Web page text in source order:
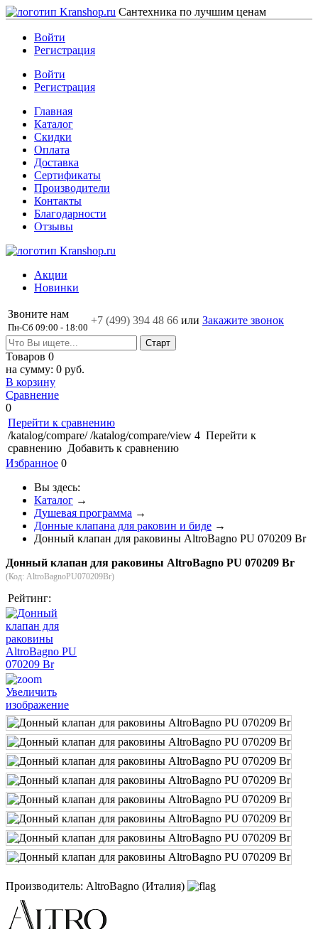
Сантехника по лучшим ценам
Войти
Регистрация
Войти
Регистрация
Главная
Каталог
Скидки
Оплата
Доставка
Сертификаты
Производители
Контакты
Благодарности
Отзывы
Акции
Новинки
Звоните нам
Пн-Сб 09:00 - 18:00
+7 (499) 394 48 66 или Закажите звонок
Товаров 0
на сумму: 0 руб.
В корзину
Сравнение
0
Перейти к сравнению
/katalog/compare/ /katalog/compare/view 4 Перейти к
сравнению Добавить к сравнению
Избранное 0
Вы здесь:
Каталог →
Душевая программа →
Донные клапана для раковин и биде →
Донный клапан для раковины AltroBagno PU 070209 Br
Донный клапан для раковины AltroBagno PU 070209 Br
(Код: AltroBagnoPU070209Br)
Рейтинг:
Увеличить
изображение
Производитель: AltroBagno (Италия)